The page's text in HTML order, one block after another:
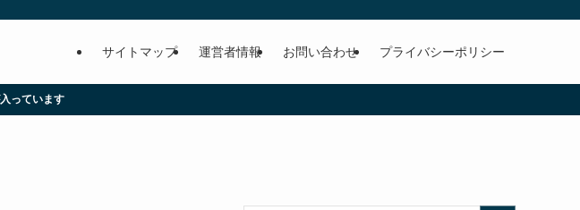
サイトマップ 運営者情報 お問い合わせ プライバシーポリシー
っています